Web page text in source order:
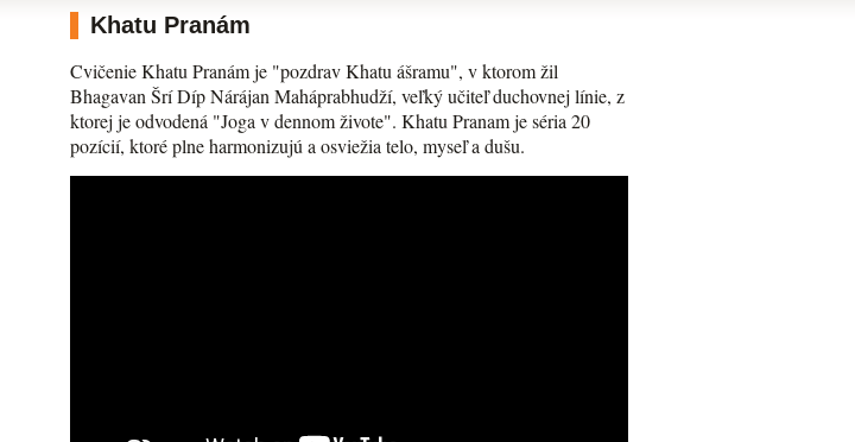
Khatu Pranám
Cvičenie Khatu Pranám je "pozdrav Khatu ášramu", v ktorom žil
Bhagavan Šrí Díp Nárájan Maháprabhudží, veľký učiteľ duchovnej línie, z
ktorej je odvodená "Joga v dennom živote". Khatu Pranam je séria 20
pozícií, ktoré plne harmonizujú a osviežia telo, myseľ a dušu.